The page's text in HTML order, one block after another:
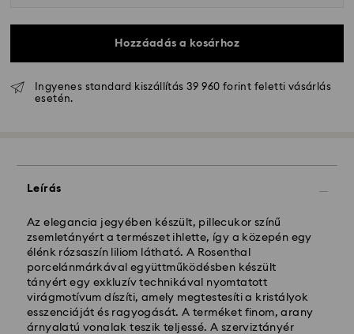
Hozzáadás a kosárhoz
Ingyenes standard kiszállítás 39 960 forint feletti vásárlás
esetén.
Leírás
Az elegancia jegyében készült, pillecukor színű
zsemletányért a természet ihlette, így a közepén egy
élénk rózsaszín liliom látható. A Rosenthal
porcelánmárkával együttműködésben készült
tányért egy exkluzív technikával nyomtatott
virágmotívum díszíti, amely megtestesíti a kristályok
esszenciáját és ragyogását. A terméket finom, arany
árnyalatú vonalak teszik teljessé. A szerviztányér
szállítjuk ki.
és a szállítás után
Hagyományos kiszállítási költség: HUF 2'000
Ingyenes kiszállítás a rendelések felett: HUF 39 960
Expressz kiszállítási - FedEx